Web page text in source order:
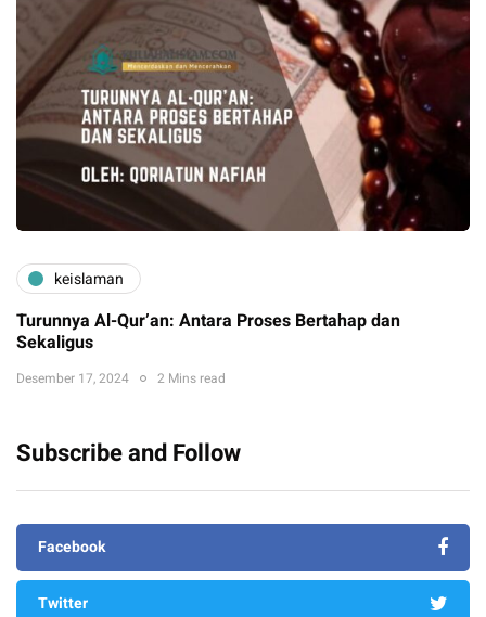
keislaman
Turunnya Al-Qur’an: Antara Proses Bertahap dan
Sekaligus
Desember 17, 2024 2 Mins read
Subscribe and Follow
Facebook
Twitter